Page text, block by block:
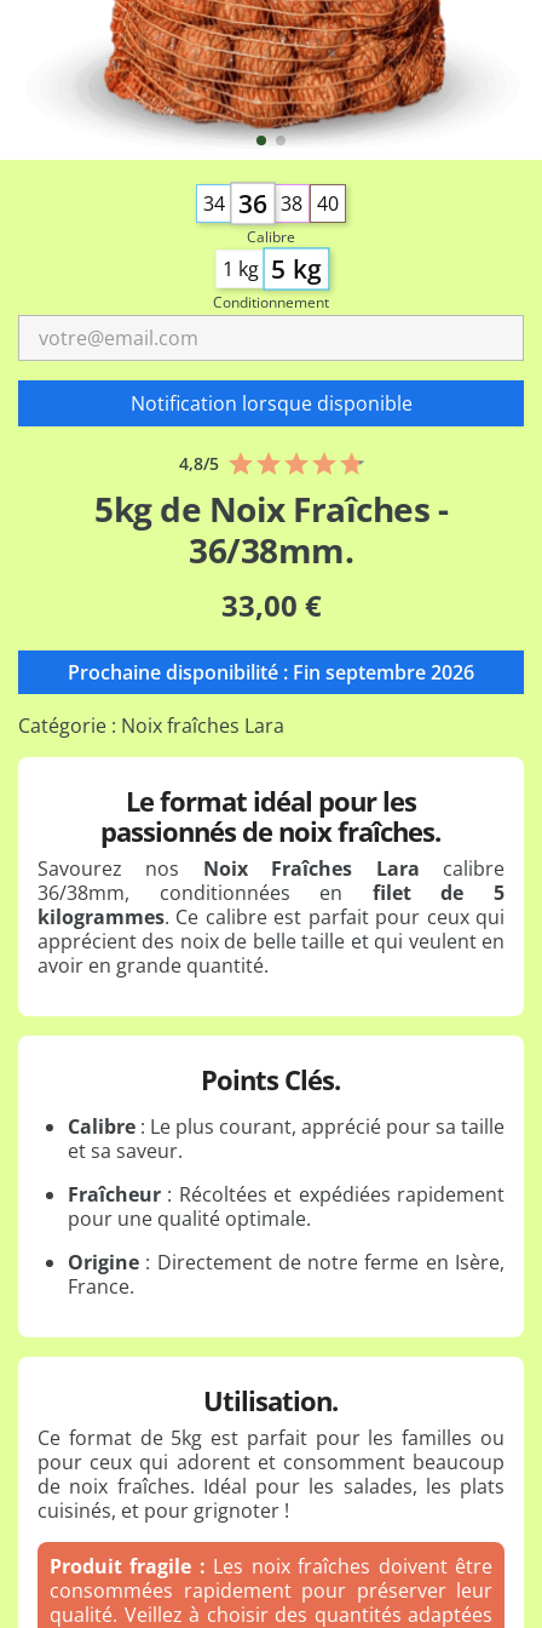
34 36 38 40
Calibre
1 kg 5 kg
Conditionnement
Notification lorsque disponible
4,8/5Note
moyenne
4,8
5,
sur
avis
5kg de Noix Fraîches -
36/38mm.
33,00 €
Prochaine disponibilité : Fin septembre 2026
Catégorie : Noix fraîches Lara
Le format idéal pour les
passionnés de noix fraîches.
Savourez nos Noix Fraîches Lara calibre
36/38mm, conditionnées en filet de 5
kilogrammes. Ce calibre est parfait pour ceux qui
apprécient des noix de belle taille et qui veulent en
avoir en grande quantité.
Points Clés.
Calibre : Le plus courant, apprécié pour sa taille
et sa saveur.
Fraîcheur : Récoltées et expédiées rapidement
pour une qualité optimale.
Origine : Directement de notre ferme en Isère,
France.
Utilisation.
Ce format de 5kg est parfait pour les familles ou
pour ceux qui adorent et consomment beaucoup
de noix fraîches. Idéal pour les salades, les plats
cuisinés, et pour grignoter !
Produit fragile : Les noix fraîches doivent être
consommées rapidement pour préserver leur
qualité. Veillez à choisir des quantités adaptées